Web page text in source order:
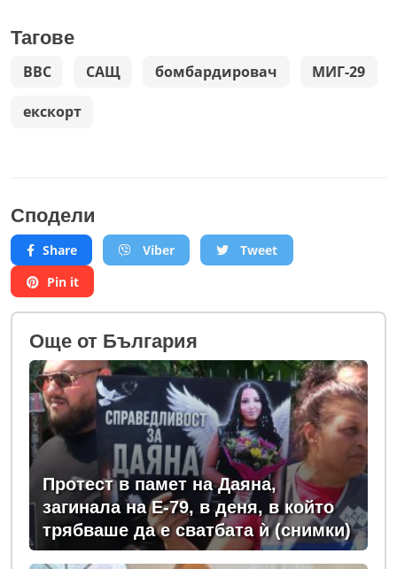
Тагове
ВВС САЩ бомбардировач МИГ-29
екскорт
Сподели
Share Viber
Tweet
Pin it
Oще от България
Протест в памет на Даяна,
загинала на Е-79, в деня, в който
трябваше да е сватбата ѝ (снимки)